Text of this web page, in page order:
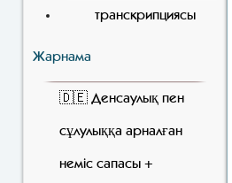
транскрипциясы
Жарнама
🇩🇪 Денсаулық пен
сұлулыққа арналған
неміс сапасы +